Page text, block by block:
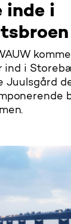
inde i
ind i
Juulsgård